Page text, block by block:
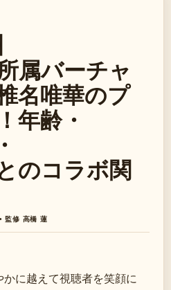
属バーチャ
名唯華のプ
年齢・
のコラボ関
監修 高橋 蓮
に越えて視聴者を笑顔に